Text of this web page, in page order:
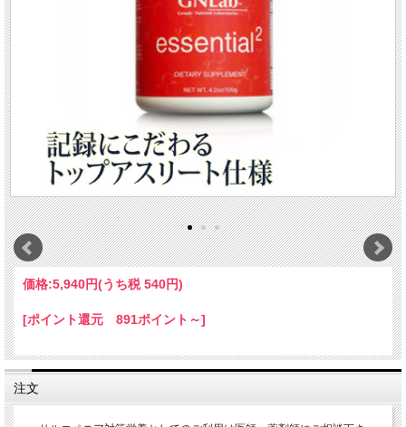
価格:5,940円(うち税 540円)
[ポイント還元 891ポイント～]
注文